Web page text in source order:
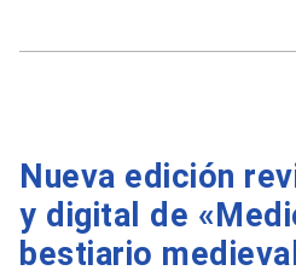
Nueva edición
y digital de
bestiario